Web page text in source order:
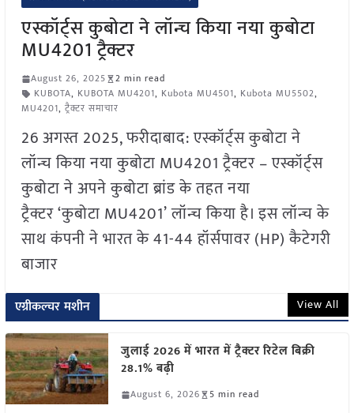
एस्कॉर्ट्स कुबोटा ने लॉन्च किया नया कुबोटा
MU4201 ट्रैक्टर
August 26, 2025
2 min read
KUBOTA, KUBOTA MU4201, Kubota MU4501, Kubota MU5502,
MU4201, ट्रैक्टर समाचार
26 अगस्त 2025, फरीदाबाद: एस्कॉर्ट्स कुबोटा ने
लॉन्च किया नया कुबोटा MU4201 ट्रैक्टर – एस्कॉर्ट्स
कुबोटा ने अपने कुबोटा ब्रांड के तहत नया
ट्रैक्टर ‘कुबोटा MU4201’ लॉन्च किया है। इस लॉन्च के
साथ कंपनी ने भारत के 41-44 हॉर्सपावर (HP) कैटेगरी
बाजार
एग्रीकल्चर मशीन View All
जुलाई 2026 में भारत में ट्रैक्टर रिटेल बिक्री
28.1% बढ़ी
August 6, 2026 5 min read